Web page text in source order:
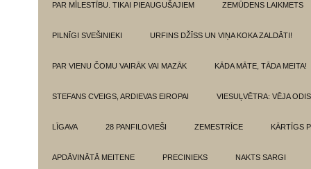
PAR MĪLESTĪBU. TIKAI PIEAUGUŠAJIEM ZEMŪDENS LAIKMETS
PILNĪGI SVEŠINIEKI URFINS DŽĪSS UN VIŅA KOKA ZALDĀTI!
PAR VIENU ČOMU VAIRĀK VAI MAZĀK KĀDA MĀTE, TĀDA MEITA!
STEFANS CVEIGS, ARDIEVAS EIROPAI VIESUĻVĒTRA: VĒJA
LĪGAVA 28 PANFILOVIEŠI ZEMESTRĪCE KĀRTĪGS
APDĀVINĀTĀ MEITENE PRECINIEKS NAKTS SARGI